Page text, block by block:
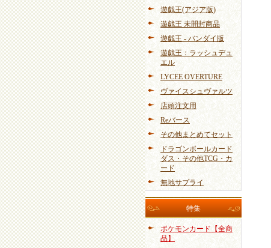
遊戯王(アジア版)
遊戯王 未開封商品
遊戯王 - バンダイ版
遊戯王：ラッシュデュ
エル
LYCEE OVERTURE
ヴァイスシュヴァルツ
店頭注文用
Reバース
その他まとめてセット
ドラゴンボールカード
ダス・その他TCG・カ
ード
無地サプライ
特集
ポケモンカード【全商
品】